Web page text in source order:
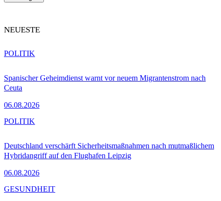
NEUESTE
Spanischer Geheimdienst warnt vor neuem Migrantenstrom nach
Ceuta
06.08.2026
POLITIK
Deutschland verschärft Sicherheitsmaßnahmen nach mutmaßlichem
Hybridangriff auf den Flughafen Leipzig
06.08.2026
POLITIK
GESUNDHEIT